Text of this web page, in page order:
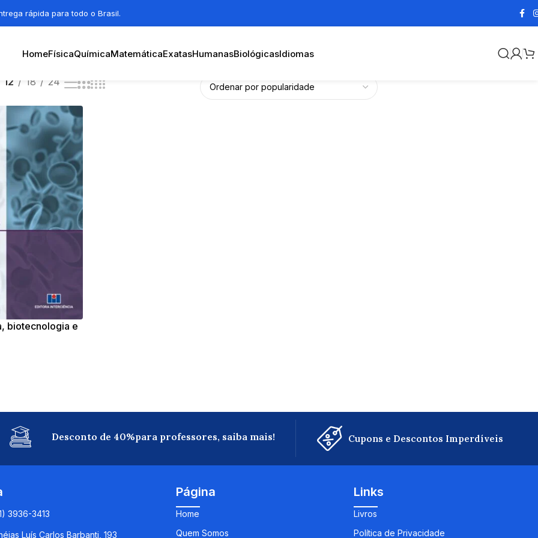
rápida para todo o Brasil.
HomeFísicaQuímicaMatemáticaExatasHumanasBiológicasIdiomas
12 18 24
biotecnologia e
Desconto de 40%para professores, saiba mais! Cupons e Descontos Imperdíveis
3936-3413
Luís Carlos Barbanti, 193
Página
Home
Quem Somos
Links
Livros
Política de Privacidade